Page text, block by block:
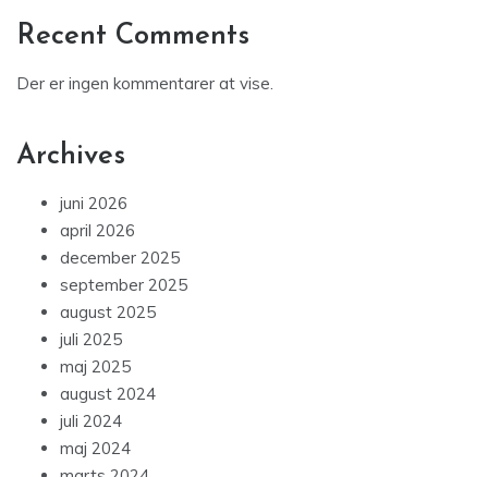
Recent Comments
Der er ingen kommentarer at vise.
Archives
juni 2026
april 2026
december 2025
september 2025
august 2025
juli 2025
maj 2025
august 2024
juli 2024
maj 2024